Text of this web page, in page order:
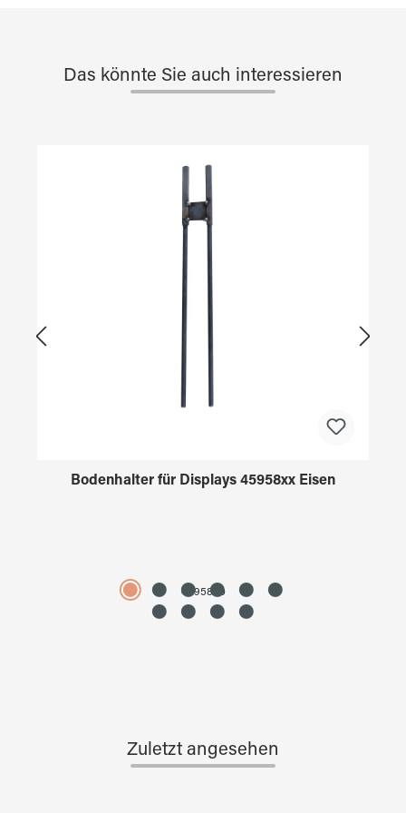
Das könnte Sie auch interessieren
Bodenhalter für Displays 45958xx Eisen
4595890
Zuletzt angesehen